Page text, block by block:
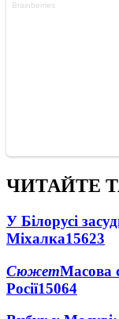
ЧИТАЙТЕ
У Білорусі
Міхалка15623
СюжетМасова
Росії15064